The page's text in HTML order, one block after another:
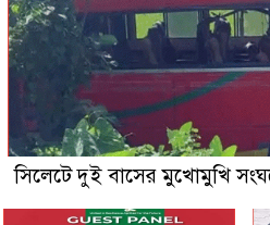
সিলেটে দুই বাসের মুখোমুখি